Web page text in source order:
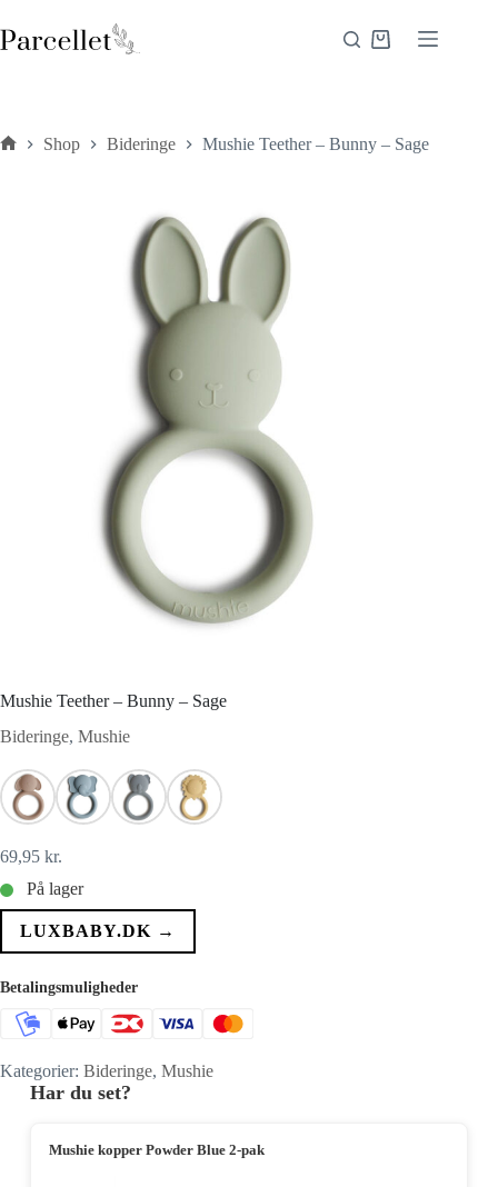
til
indhold
Indkøbskurv
Shop Bideringe Mushie Teether – Bunny – Sage
Mushie Teether – Bunny – Sage
Bideringe, Mushie
69,95 kr.
På lager
LUXBABY.DK →
Betalingsmuligheder
Kategorier: Bideringe, Mushie
Har du set?
Mushie kopper Powder Blue 2-pak